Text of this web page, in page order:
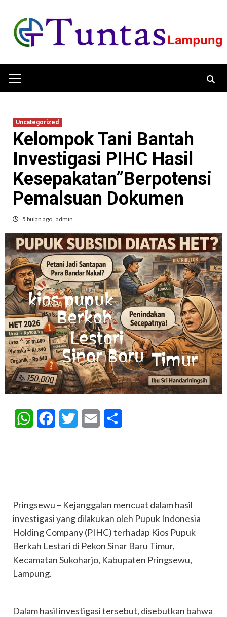
content
Menu
Uncategorized
Kelompok Tani Bantah
Investigasi PIHC Hasil
Kesepakatan”Berpotensi
Pemalsuan Dokumen
5 bulan ago admin
WhatsAppFacebookTwitter Email
‎Pringsewu – Kejanggalan mencuat dalam hasil
investigasi yang dilakukan oleh Pupuk Indonesia
Holding Company (PIHC) terhadap Kios Pupuk
Berkah Lestari di Pekon Sinar Baru Timur,
Kecamatan Sukoharjo, Kabupaten Pringsewu,
Lampung.
‎Dalam hasil investigasi tersebut, disebutkan bahwa